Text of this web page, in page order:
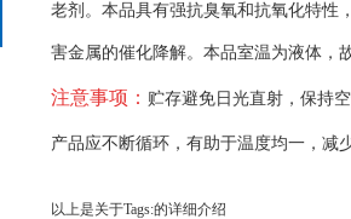
老剂。本品具有强抗臭氧和抗氧化特性
害金属的催化降解。本品室温为液体，
注意事项： 贮存避免日光直射，保持
产品应不断循环，有助于温度均一，减
以上是关于Tags:的详细介绍